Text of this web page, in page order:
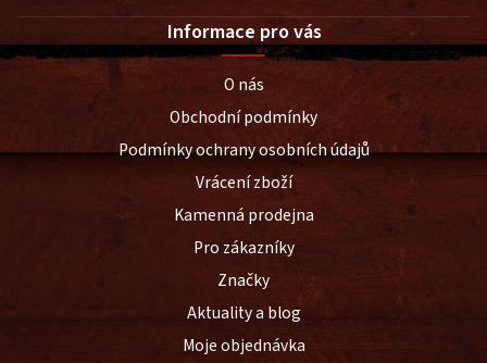
Informace pro vás
O nás
Obchodní podmínky
Podmínky ochrany osobních údajů
Vrácení zboží
Kamenná prodejna
Pro zákazníky
Značky
Aktuality a blog
Moje objednávka